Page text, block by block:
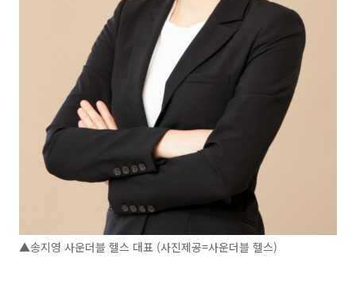
▲송지영 사운더블 헬스 대표 (사진제공=사운더블 헬스)